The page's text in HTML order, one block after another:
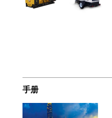
手册